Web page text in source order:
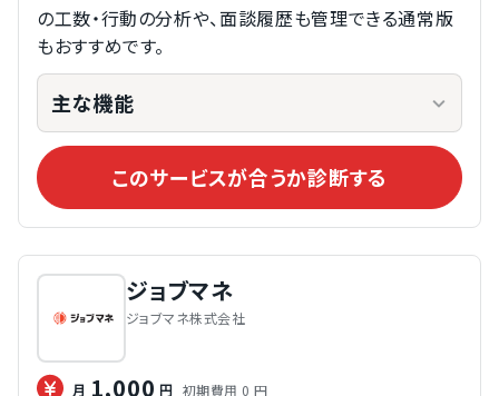
の工数・行動の分析や、面談履歴も管理できる通常版
もおすすめです。
主な機能
このサービスが合うか診断する
ジョブマネ
ジョブマネ株式会社
月 1,000 円
初期費用 0 円